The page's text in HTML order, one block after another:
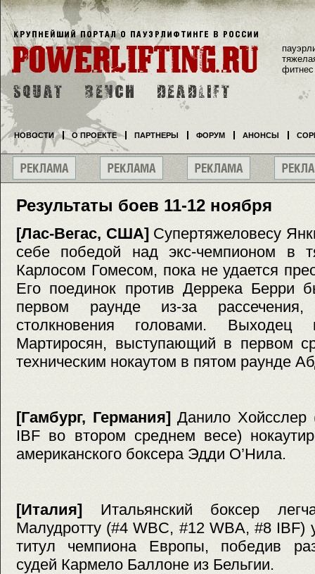
Результаты боев 11-12 ноября
[Лас-Вегас, США] Супертяжеловесу
себе победой над экс-чемпионом в
Карлосом Гомесом, пока не удается
Его поединок против Деррека Берри
первом раунде из-за рассечения,
столкновения головами.
Мартиросян, выступающий в первом
техническим нокаутом в пятом раунде
[Гамбург, Германия]Данило Хойсслер
IBF во втором среднем весе)
американского боксера Эдди О’Нила.
[Италия] Итальянский боксер
Малудротту (#4 WBC, #12 WBA, #8 IBF)
титул чемпиона Европы, победив
судей Кармело Баллоне из Бельгии.
фитнес
НОВОСТИ О ПРОЕКТЕ ПАРТНЕРЫ ФОРУМ АНОНСЫ